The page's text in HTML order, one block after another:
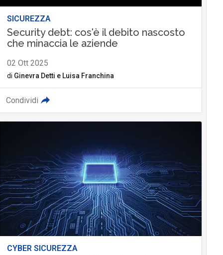
SICUREZZA
Security debt: cos'è il debito nascosto
che minaccia le aziende
02 Ott 2025
di Ginevra Detti e Luisa Franchina
Condividi
CYBER SICUREZZA